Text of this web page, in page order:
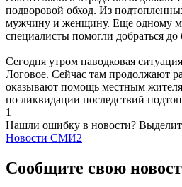
подворовой обход. Из
мужчину и женщину. Еще одному
специалисты помогли добраться до
Сегодня утром паводковая
Логовое. Сейчас там продолжают
оказывают помощь местным
по ликвидации последствий
1
Нашли ошибку в новости?
Новости СМИ2
Сообщите свою